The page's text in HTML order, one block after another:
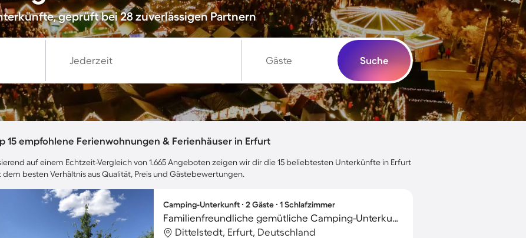
geprüft bei 28 zuverlässigen Partnern
Jederzeit Gäste Suche
15 empfohlene Ferienwohnungen & Ferienhäuser in Erfurt
auf einem Echtzeit-Vergleich von 1.665 Angeboten zeigen wir dir die 15 beliebtesten Unterkünfte in Erfurt
dem besten Verhältnis aus Qualität, Preis und Gästebewertungen.
Camping-Unterkunft ∙ 2 Gäste ∙ 1 Schlafzimmer
Familienfreundliche gemütliche Camping-Unterkunft mit Terrasse
Dittelstedt, Erfurt, Deutschland